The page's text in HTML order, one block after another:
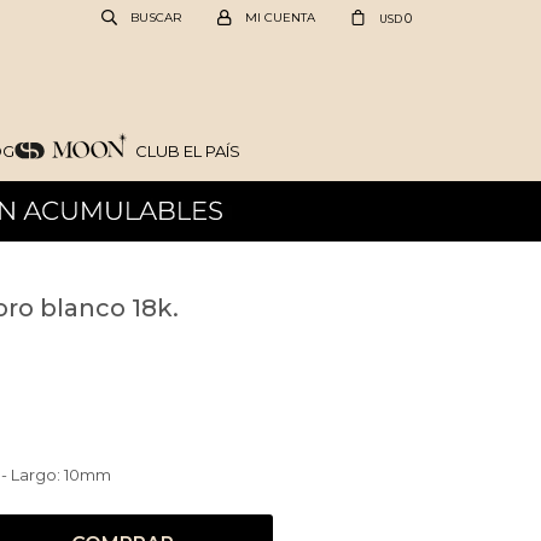
CLUB EL PAÍS
USD0
blanco 18k.
Largo: 10mm